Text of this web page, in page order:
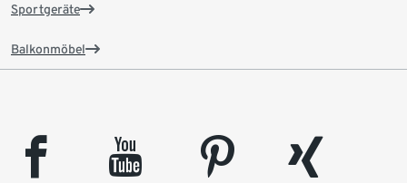
Sportgeräte
Balkonmöbel
facebook youtube pinterest
xing